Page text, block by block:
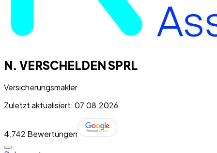
N. VERSCHELDEN SPRL
Versicherungsmakler
Zuletzt aktualisiert: 07.08.2026
4.742 Bewertungen